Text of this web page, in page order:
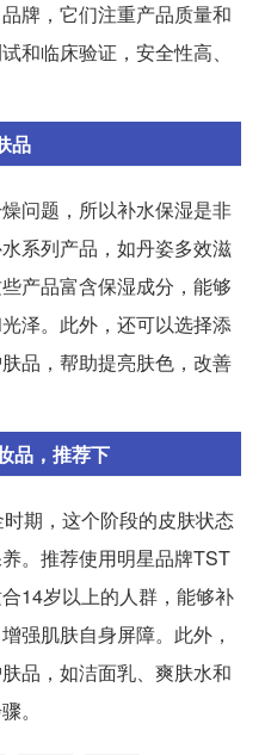
牌，它们注重产品质量和
和临床验证，安全性高、
品
问题，所以补水保湿是非
系列产品，如丹姿多效滋
产品富含保湿成分，能够
泽。此外，还可以选择添
品，帮助提亮肤色，改善
品，推荐下
期，这个阶段的皮肤状态
。推荐使用明星品牌TST
14岁以上的人群，能够补
强肌肤自身屏障。此外，
品，如洁面乳、爽肤水和
。